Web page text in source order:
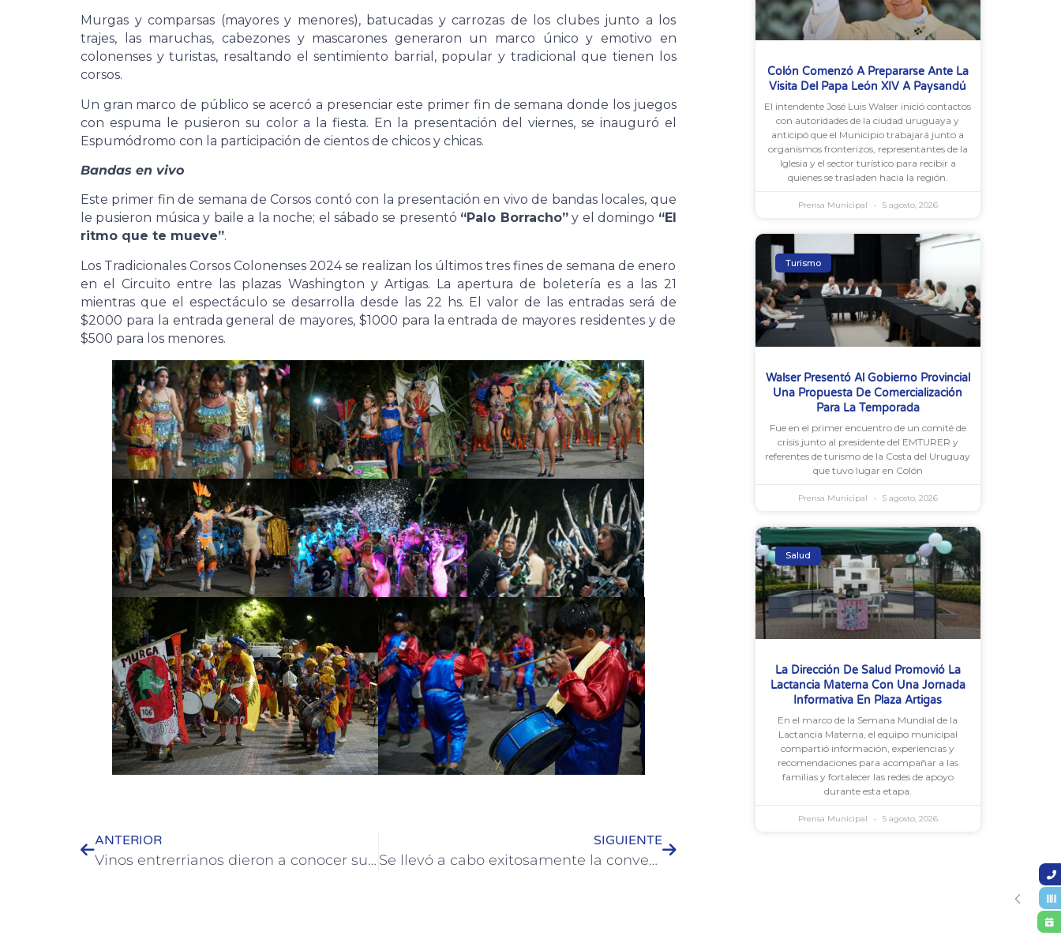
Murgas y comparsas (mayores y menores), batucadas y carrozas de los clubes junto a los
trajes, las maruchas, cabezones y mascarones generaron un marco único y emotivo en
colonenses y turistas, resaltando el sentimiento barrial, popular y tradicional que tienen los
corsos.
Un gran marco de público se acercó a presenciar este primer fin de semana donde los juegos
con espuma le pusieron su color a la fiesta. En la presentación del viernes, se inauguró el
Espumódromo con la participación de cientos de chicos y chicas.
Bandas en vivo
Este primer fin de semana de Corsos contó con la presentación en vivo de bandas locales, que
le pusieron música y baile a la noche; el sábado se presentó “Palo Borracho”y el domingo “El
ritmo que te mueve”.
Los Tradicionales Corsos Colonenses 2024 se realizan los últimos tres fines de semana de enero
en el Circuito entre las plazas Washington y Artigas. La apertura de boletería es a las 21
mientras que el espectáculo se desarrolla desde las 22 hs. El valor de las entradas será de
$2000 para la entrada general de mayores, $1000 para la entrada de mayores residentes y de
$500 para los menores.
ANTERIOR
Vinos entrerrianos dieron a conocer su producción en Colón
SIGUIENTE
Se llevó a cabo exitosamente la convención de tatuajes en Colón
Colón Comenzó A Prepararse Ante La
Visita Del Papa León XIV A Paysandú
El intendente José Luis Walser inició contactos
con autoridades de la ciudad uruguaya y
anticipó que el Municipio trabajará junto a
organismos fronterizos, representantes de la
Iglesia y el sector turístico para recibir a
quienes se trasladen hacia la región.
Prensa Municipal 5 agosto, 2026
Turismo
Walser Presentó Al Gobierno Provincial
Una Propuesta De Comercialización
Para La Temporada
Fue en el primer encuentro de un comité de
crisis junto al presidente del EMTURER y
referentes de turismo de la Costa del Uruguay
que tuvo lugar en Colón
Prensa Municipal 5 agosto, 2026
Salud
La Dirección De Salud Promovió La
Lactancia Materna Con Una Jornada
Informativa En Plaza Artigas
En el marco de la Semana Mundial de la
Lactancia Materna, el equipo municipal
compartió información, experiencias y
recomendaciones para acompañar a las
familias y fortalecer las redes de apoyo
durante esta etapa.
Prensa Municipal 5 agosto, 2026